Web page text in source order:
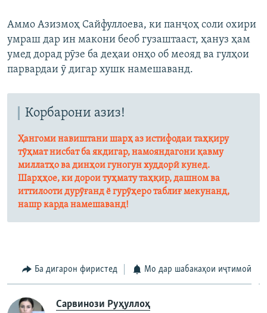
Аммо Азизмоҳ Сайфуллоева, ки панҷоҳ соли охири
умраш дар ин макони беоб гузаштааст, ҳануз ҳам
умед дорад рӯзе ба деҳаи онҳо об меояд ва гулҳои
парвардаи ӯ дигар хушк намешаванд.
Корбарони азиз!
Ҳангоми навиштани шарҳ аз истифодаи таҳқиру
тӯҳмат нисбат ба якдигар, намояндагони қавму
миллатҳо ва динҳои гуногун худдорӣ кунед.
Шарҳҳое, ки дорои туҳмату таҳқир, дашном ва
иттилооти дурӯғанд ё гурӯҳеро таблиғ мекунанд,
нашр карда намешаванд!
Ба дигарон фиристед Мо дар шабакаҳои иҷтимоӣ
Сарвинози Руҳуллоҳ